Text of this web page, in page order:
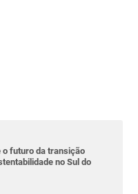
o futuro da transição
no Sul do